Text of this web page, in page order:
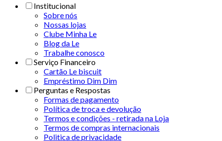
Institucional
Sobre nós
Nossas lojas
Clube Minha Le
Blog da Le
Trabalhe conosco
Serviço Financeiro
Cartão Le biscuit
Empréstimo Dim Dim
Perguntas e Respostas
Formas de pagamento
Política de troca e devolução
Termos e condições - retirada na Loja
Termos de compras internacionais
Politica de privacidade